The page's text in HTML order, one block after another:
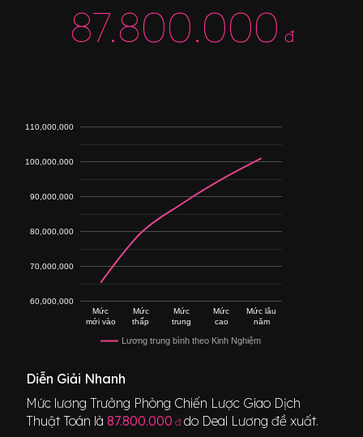
87.800.000 đ
Lương trung bình theo Kinh Nghiệm
Mức
mới vào
Mức
thấp
Mức
trung
Mức
cao
Mức lâu
năm
60,000,000
70,000,000
80,000,000
90,000,000
100,000,000
110,000,000
Diễn Giải Nhanh
Mức lươngTrưởng Phòng Chiến Lược Giao Dịch
Thuật Toán là87.800.000 đdo Deal Lương đề xuất.